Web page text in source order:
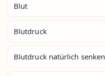
Blut
Blutdruck
Blutdruck natürlich senken